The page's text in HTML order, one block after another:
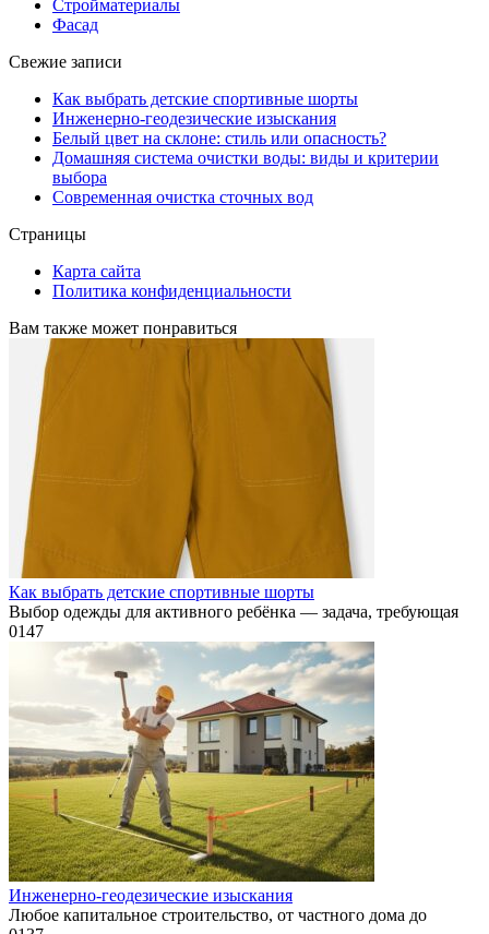
Стройматериалы
Фасад
Свежие записи
Как выбрать детские спортивные шорты
Инженерно-геодезические изыскания
Белый цвет на склоне: стиль или опасность?
Домашняя система очистки воды: виды и критерии
выбора
Современная очистка сточных вод
Страницы
Карта сайта
Политика конфиденциальности
Вам также может понравиться
Как выбрать детские спортивные шорты
Выбор одежды для активного ребёнка — задача, требующая
0147
Инженерно-геодезические изыскания
Любое капитальное строительство, от частного дома до